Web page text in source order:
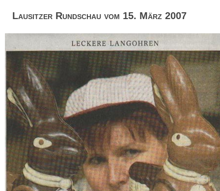
Lausitzer Rundschau vom 15. März 2007